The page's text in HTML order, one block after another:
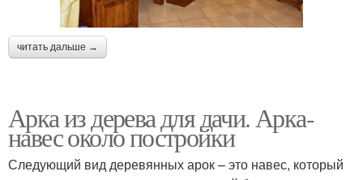
читать дальше →
Арка из дерева для дачи. Арка-
навес около постройки
Следующий вид деревянных арок – это навес, который